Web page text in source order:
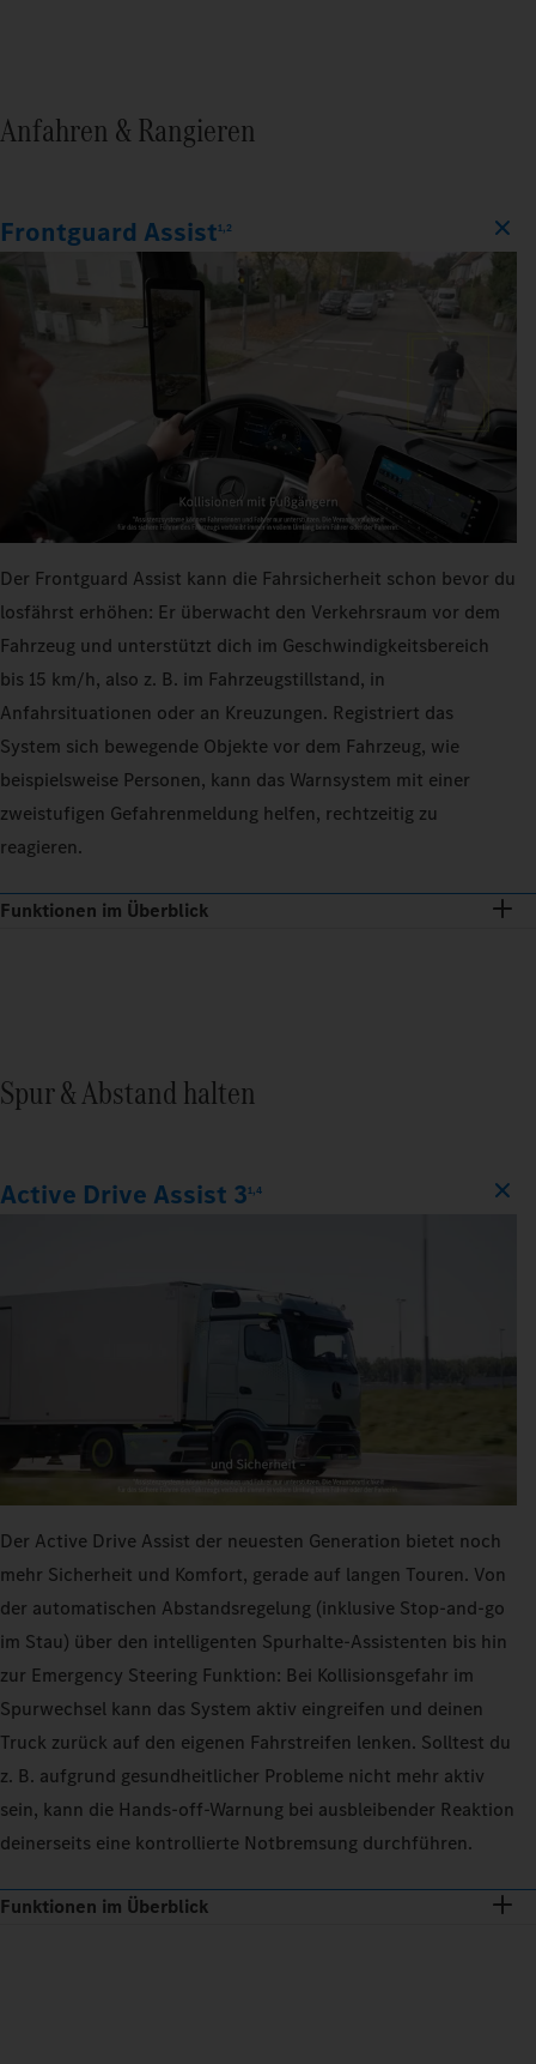
Anfahren & Rangieren
Frontguard Assist1,2
Der Frontguard Assist kann die Fahrsicherheit schon bevor du
losfährst erhöhen: Er überwacht den Verkehrsraum vor dem
Fahrzeug und unterstützt dich im Geschwindigkeitsbereich
bis 15 km/h, also z. B. im Fahrzeugstillstand, in
Anfahrsituationen oder an Kreuzungen. Registriert das
System sich bewegende Objekte vor dem Fahrzeug, wie
beispielsweise Personen, kann das Warnsystem mit einer
zweistufigen Gefahrenmeldung helfen, rechtzeitig zu
reagieren.
Funktionen im Überblick
Spur & Abstand halten
Active Drive Assist 31,4
Der Active Drive Assist der neuesten Generation bietet noch
mehr Sicherheit und Komfort, gerade auf langen Touren. Von
der automatischen Abstandsregelung (inklusive Stop-and-go
im Stau) über den intelligenten Spurhalte-Assistenten bis hin
zur Emergency Steering Funktion: Bei Kollisionsgefahr im
Spurwechsel kann das System aktiv eingreifen und deinen
Truck zurück auf den eigenen Fahrstreifen lenken. Solltest du
z. B. aufgrund gesundheitlicher Probleme nicht mehr aktiv
sein, kann die Hands-off-Warnung bei ausbleibender Reaktion
deinerseits eine kontrollierte Notbremsung durchführen.
Funktionen im Überblick